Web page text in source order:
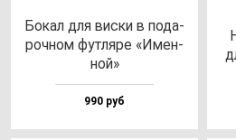
Бокал для вис­ки в по­да­
роч­ном фут­ля­ре «Имен­
ной»
990 руб